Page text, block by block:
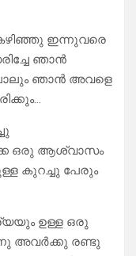
കഴിഞ്ഞു ഇന്നുവരെ
ഞാൻ
പോലും ഞാൻ അവളെ
ഒരു ആശ്വാസം
കുറച്ചു പേരും
ഉള്ള ഒരു
അവർക്കു രണ്ടു